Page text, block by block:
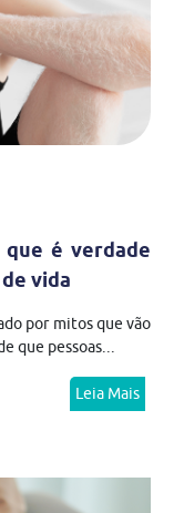
é verdade
vida
por mitos que vão
que pessoas...
Leia Mais